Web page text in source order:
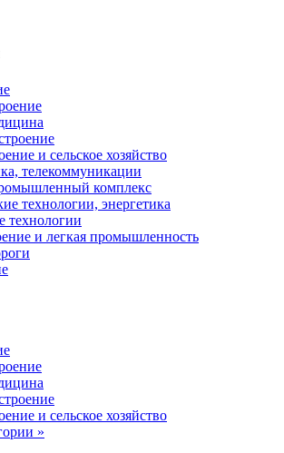
и сельское хозяйство
телекоммуникации
комплекс
технологии, энергетика
технологии
и легкая промышленность
и сельское хозяйство
»